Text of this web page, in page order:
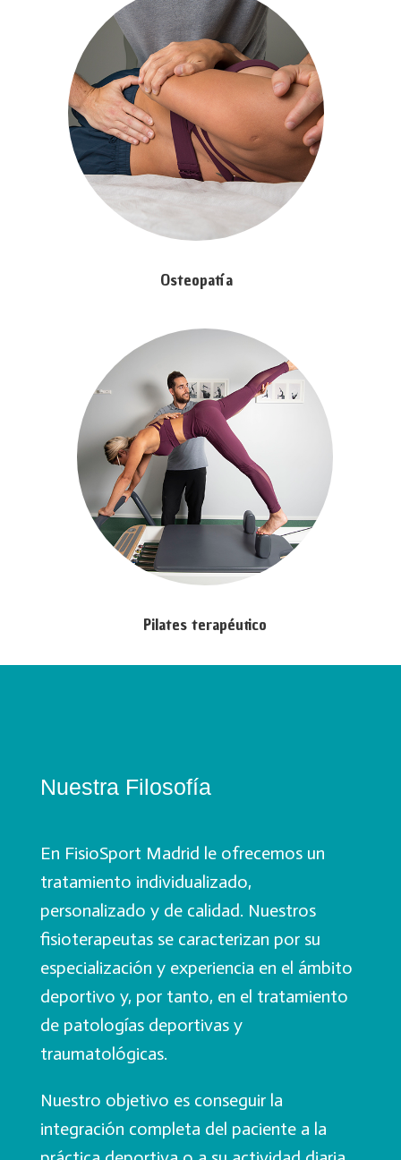
Osteopatía
Pilates terapéutico
Nuestra Filosofía
En FisioSport Madrid le ofrecemos un
tratamiento individualizado,
personalizado y de calidad. Nuestros
fisioterapeutas se caracterizan por su
especialización y experiencia en el ámbito
deportivo y, por tanto, en el tratamiento
de patologías deportivas y
traumatológicas.
Nuestro objetivo es conseguir la
integración completa del paciente a la